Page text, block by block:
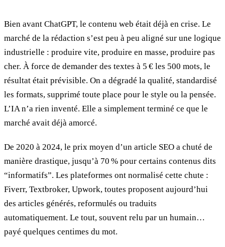
Bien avant ChatGPT, le contenu web était déjà en crise. Le
marché de la rédaction s’est peu à peu aligné sur une logique
industrielle : produire vite, produire en masse, produire pas
cher. À force de demander des textes à 5 € les 500 mots, le
résultat était prévisible. On a dégradé la qualité, standardisé
les formats, supprimé toute place pour le style ou la pensée.
L’IA n’a rien inventé. Elle a simplement terminé ce que le
marché avait déjà amorcé.
De 2020 à 2024, le prix moyen d’un article SEO a chuté de
manière drastique, jusqu’à 70 % pour certains contenus dits
“informatifs”. Les plateformes ont normalisé cette chute :
Fiverr, Textbroker, Upwork, toutes proposent aujourd’hui
des articles générés, reformulés ou traduits
automatiquement. Le tout, souvent relu par un humain…
payé quelques centimes du mot.